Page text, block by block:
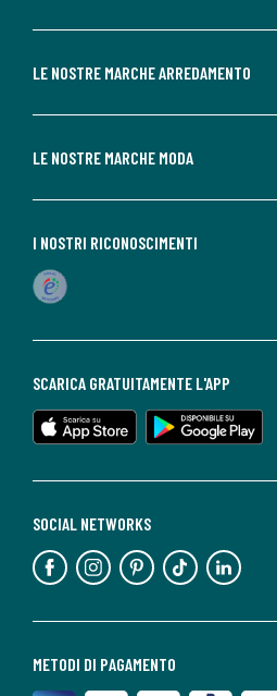
LE NOSTRE MARCHE ARREDAMENTO
LE NOSTRE MARCHE MODA
METODI DI PAGAMENTO
SOCIAL NETWORKS
SCARICA GRATUITAMENTE L'APP
I NOSTRI RICONOSCIMENTI